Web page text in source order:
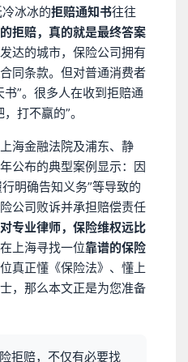
冰冰的拒赔通知书往往
拒赔，真的就是最终答案
达的城市，保险公司拥有
同条款。但对普通消费者
”。很多人在收到拒赔通
打不赢的”。
海金融法院及浦东、静
公布的典型案例显示：因
明确告知义务”等导致的
公司败诉并承担赔偿责任
专业律师，保险维权远比
上海寻找一位靠谱的保险
真正懂《保险法》、懂上
，那么本文正是为您准备
拒赔，不仅有必要找